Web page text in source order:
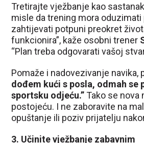
Tretirajte vježbanje kao
misle da trening mora oduzimati
zahtijevati potpuni preokret
funkcionira”, kaže osobni trener
“Plan treba odgovarati vašoj
Pomaže i nadovezivanje navika,
dođem kući s posla, odmah se
sportsku odjeću.”Tako se nova
postojeću. I ne zaboravite na
opuštanje ili poziv prijatelju
3. Učinite vježbanje zabavnim